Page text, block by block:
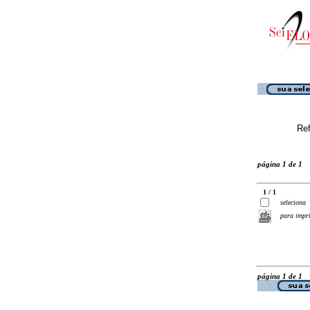
página 1 de 1
1 / 1
seleciona
para
página 1 de 1